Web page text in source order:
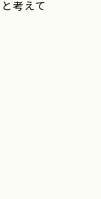
考えて